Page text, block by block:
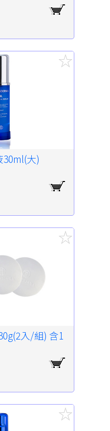
大)
入/組) 含1